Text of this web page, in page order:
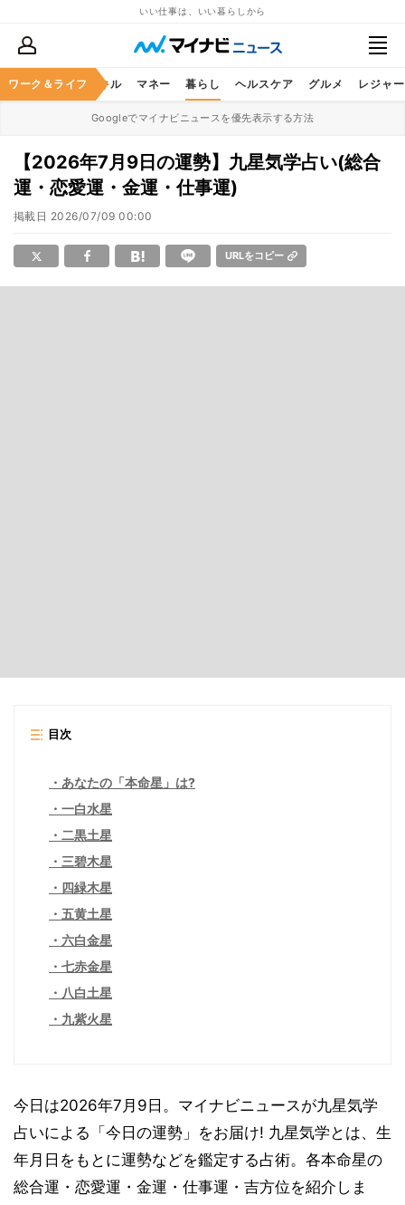
いい仕事は、いい暮らしから
ワーク＆ライフ
ア ビジネススキル マネー 暮らし ヘルスケア グルメ レジャー
Googleでマイナビニュースを優先表示する方法
【2026年7月9日の運勢】九星気学占い(総合
運・恋愛運・金運・仕事運)
掲載日 2026/07/09 00:00
URLをコピー
目次
あなたの「本命星」は?
一白水星
二黒土星
三碧木星
四緑木星
五黄土星
六白金星
七赤金星
八白土星
九紫火星
今日は2026年7月9日。マイナビニュースが九星気学
占いによる「今日の運勢」をお届け! 九星気学とは、生
年月日をもとに運勢などを鑑定する占術。各本命星の
総合運・恋愛運・金運・仕事運・吉方位を紹介しま